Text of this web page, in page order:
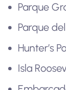
Parque
Parque
Hunter’s
Isla